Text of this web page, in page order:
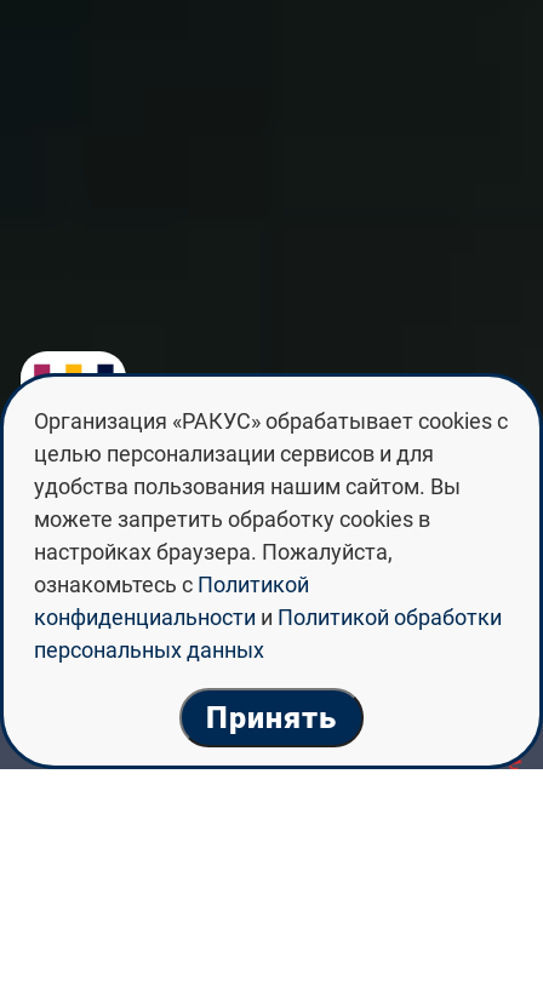
ТАМБОВСКИЙ
ГОСУДАРСТВЕННЫЙ
УНИВЕРСИТЕТ ИМЕНИ Г.Р.
ДЕРЖАВИНА
Организация «РАКУС» обрабатывает cookies с
целью персонализации сервисов и для
удобства пользования нашим сайтом. Вы
можете запретить обработку cookies в
настройках браузера. Пожалуйста,
ознакомьтесь с Политикой
конфиденциальности и Политикой обработки
персональных данных
Принять